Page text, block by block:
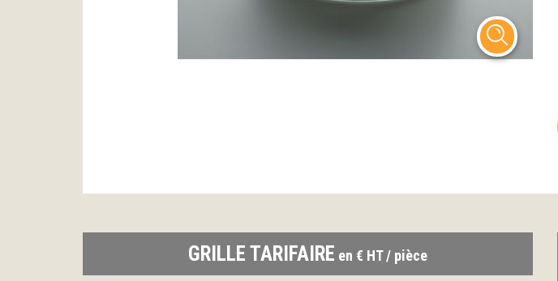
GRILLE TARIFAIRE en € HT / pièce